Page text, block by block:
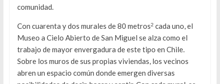
comunidad.
Con cuarenta y dos murales de 80 metros2 cada uno, el
Museo a Cielo Abierto de San Miguel se alza como el
trabajo de mayor envergadura de este tipo en Chile.
Sobre los muros de sus propias viviendas, los vecinos
abren un espacio común donde emergen diversas